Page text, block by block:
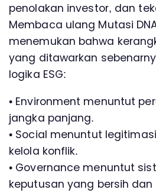
penolakan investor, dan
Membaca ulang Mutasi
menemukan bahwa
yang ditawarkan
logika ESG:
• Environment menuntut
jangka panjang.
• Social menuntut
kelola konflik.
• Governance menuntut
keputusan yang bersih